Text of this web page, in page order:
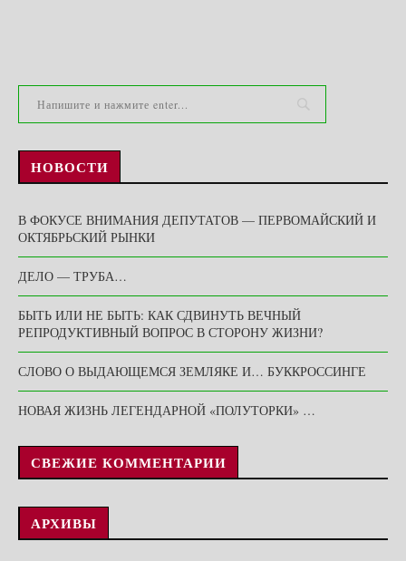
НОВОСТИ
В ФОКУСЕ ВНИМАНИЯ ДЕПУТАТОВ — ПЕРВОМАЙСКИЙ И
ОКТЯБРЬСКИЙ РЫНКИ
ДЕЛО — ТРУБА…
БЫТЬ ИЛИ НЕ БЫТЬ: КАК СДВИНУТЬ ВЕЧНЫЙ
РЕПРОДУКТИВНЫЙ ВОПРОС В СТОРОНУ ЖИЗНИ?
СЛОВО О ВЫДАЮЩЕМСЯ ЗЕМЛЯКЕ И… БУККРОССИНГЕ
НОВАЯ ЖИЗНЬ ЛЕГЕНДАРНОЙ «ПОЛУТОРКИ» …
СВЕЖИЕ КОММЕНТАРИИ
АРХИВЫ